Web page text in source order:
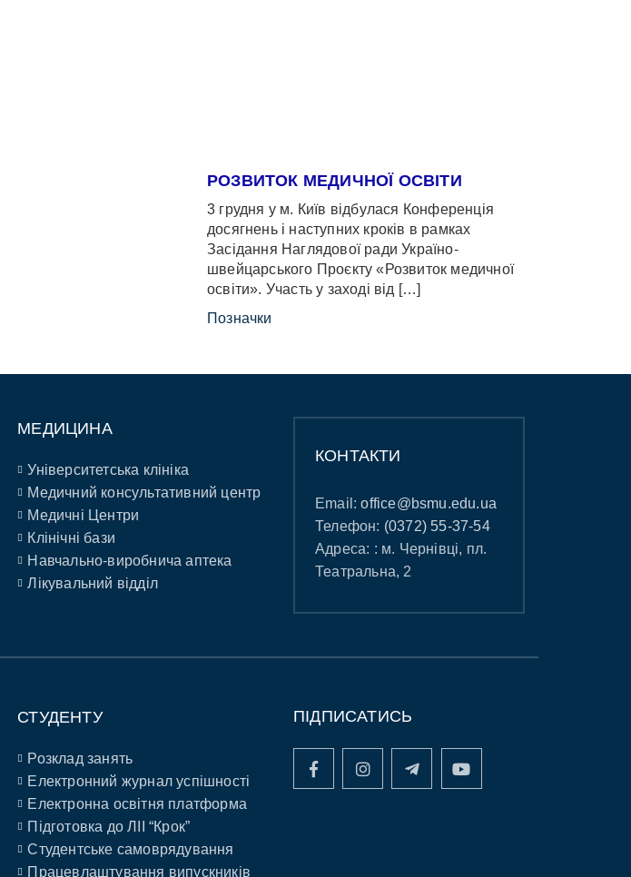
РОЗВИТОК МЕДИЧНОЇ ОСВІТИ
3 грудня у м. Київ відбулася Конференція
досягнень і наступних кроків в рамках
Засідання Наглядової ради Україно-
швейцарського Проєкту «Розвиток медичної
освіти». Участь у заході від […]
Позначки
МЕДИЦИНА
Університетська клініка
Медичний консультативний центр
Медичні Центри
Клінічні бази
Навчально-виробнича аптека
Лікувальний відділ
КОНТАКТИ
Email:office@bsmu.edu.ua
Телефон: (0372) 55-37-54
Адреса: : м. Чернівці, пл.
Театральна, 2
СТУДЕНТУ
Розклад занять
Електронний журнал успішності
Електронна освітня платформа
Підготовка до ЛІІ “Крок”
Студентське самоврядування
Працевлаштування випускників
ПІДПИСАТИСЬ